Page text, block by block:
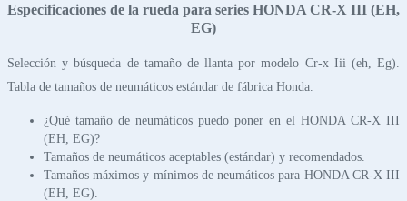
Especificaciones de la rueda para series HONDA CR-X III (EH,
EG)
Selección y búsqueda de tamaño de llanta por modelo Cr-x Iii (eh, Eg).
Tabla de tamaños de neumáticos estándar de fábrica Honda.
¿Qué tamaño de neumáticos puedo poner en el HONDA CR-X III
(EH, EG)?
Tamaños de neumáticos aceptables (estándar) y recomendados.
Tamaños máximos y mínimos de neumáticos para HONDA CR-X III
(EH, EG).